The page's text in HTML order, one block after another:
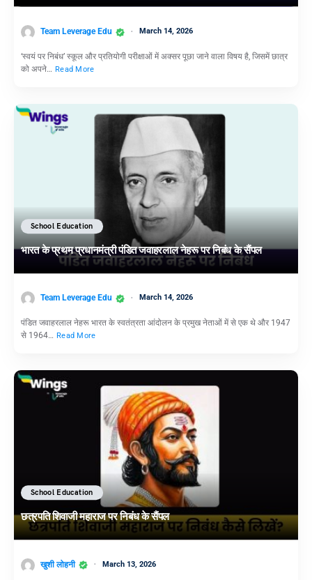
Team Leverage Edu March 14, 2026
‘स्वयं पर निबंध’ स्कूल और प्रतियोगी परीक्षाओं में अक्सर पूछा जाने वाला विषय है, जिसमें छात्र
को अपने… Read More
School Education
भारत के प्रथम प्रधानमंत्री पंडित जवाहरलाल नेहरू पर निबंध के सैंपल
Team Leverage Edu March 14, 2026
पंडित जवाहरलाल नेहरू भारत के स्वतंत्रता आंदोलन के प्रमुख नेताओं में से एक थे और 1947
से 1964… Read More
School Education
छत्रपति शिवाजी महाराज पर निबंध के सैंपल
खुशी लोहनी March 13, 2026